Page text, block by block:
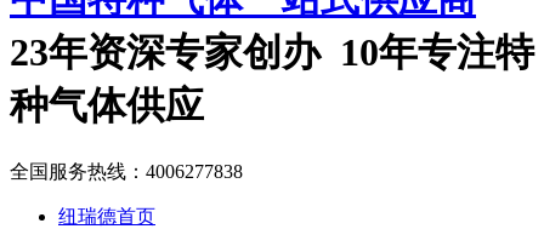
23年资深专家创办 10年专注特
种气体供应
全国服务热线： 4006277838
纽瑞德首页